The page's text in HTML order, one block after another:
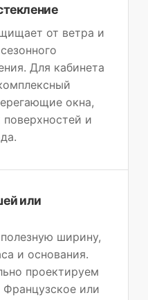
от ветра и
Для кабинета
окна,
и
или
ширину,
и основания.
проектируем
или